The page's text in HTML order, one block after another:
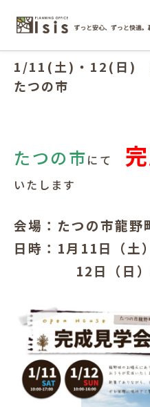
犬
1/11(土)・12(日)
たつの市
たつの市にて
いたします
会場：たつの市龍野
日時：1月11日（
12日（日）10